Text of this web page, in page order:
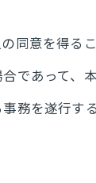
同意を得る
であって、
務を遂行